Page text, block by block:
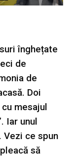
înghețate
de
de
Doi
mesajul
Iar unul
Vezi ce spun
să